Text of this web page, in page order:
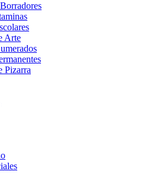
Arte
Pizarra